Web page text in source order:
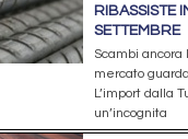
RIBASSISTE
SETTEMBRE
Scambi
mercato
L’import dalla
un’incognita